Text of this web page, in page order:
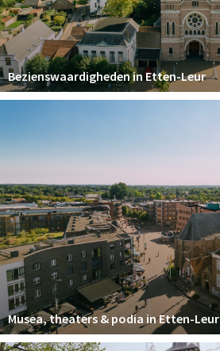
Winkelgebieden
Parkeren
Bezienswaardigheden
Uitjes & activiteiten
Natuurgebieden
Baroniepoorten
Sport
Andere City Apps
Inloggen
Bezienswaardigheden in Etten-Leur
Musea, theaters & podia in Etten-Leur